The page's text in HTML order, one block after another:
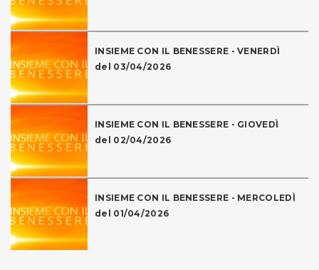
INSIEME CON IL BENESSERE - VENERDÌ
del 03/04/2026
INSIEME CON IL BENESSERE - GIOVEDÌ
del 02/04/2026
INSIEME CON IL BENESSERE - MERCOLEDÌ
del 01/04/2026